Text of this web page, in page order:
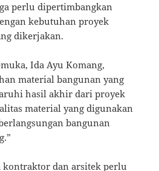
perlu dipertimbangkan
kebutuhan proyek
dikerjakan.
Ida Ayu Komang,
material bangunan yang
hasil akhir dari proyek
material yang digunakan
bangunan
kontraktor dan arsitek perlu